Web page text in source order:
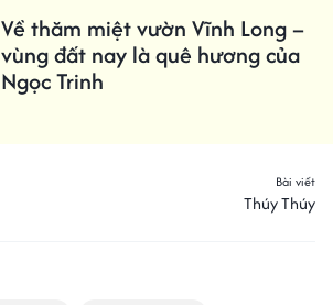
Về thăm miệt vườn Vĩnh Long –
vùng đất nay là quê hương của
Ngọc Trinh
Bài viết
Thúy Thúy